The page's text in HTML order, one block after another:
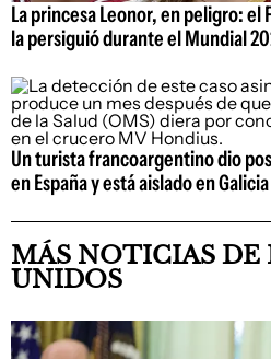
La princesa Leonor, en peligro: el
la persiguió durante el Mundial
Un turista francoargentino dio
en España y está aislado en Galicia
MÁS NOTICIAS DE
UNIDOS